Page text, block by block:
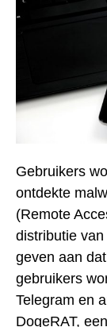
Gebruikers
ontdekte
(Remote
distributie
geven aan
gebruikers
Telegram en
DogeRAT,